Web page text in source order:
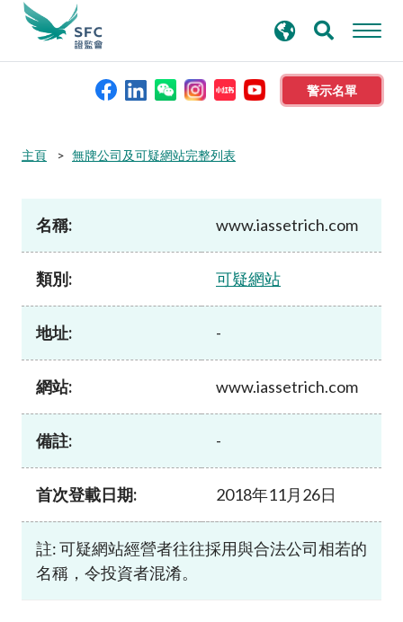
警示名單
本會簡介
規則及標準
資料庫
新聞稿及公布
加入本會
尋
主頁 無牌公司及可疑網站完整列表
名稱: www.iassetrich.com
類別: 可疑網站
地址: -
網站: www.iassetrich.com
備註: -
首次登載日期: 2018年11月26日
註: 可疑網站經營者往往採用與合法公司相若的
名稱，令投資者混淆。